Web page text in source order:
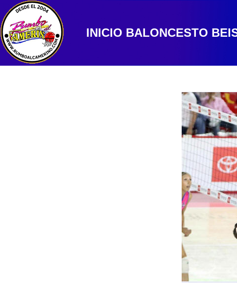
INICIO BALONCESTO